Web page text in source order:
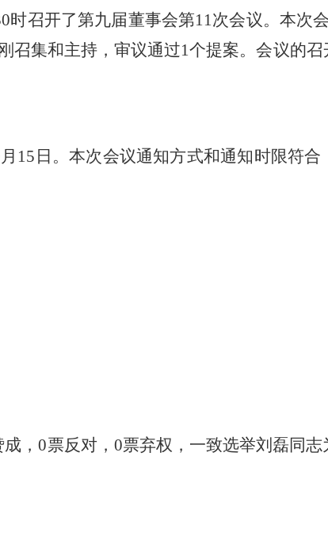
时召开了第九届董事会第11次会议。本次
召集和主持，审议通过1个提案。会议的
15日。本次会议通知方式和通知时限符合
提案
成，0票反对，0票弃权，一致选举刘磊同